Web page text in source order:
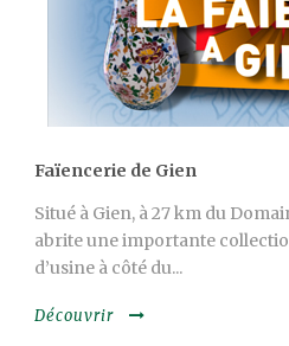
Faïencerie de Gien
Situé à Gien, à 27 km du
abrite une importante
d’usine à côté du...
Découvrir